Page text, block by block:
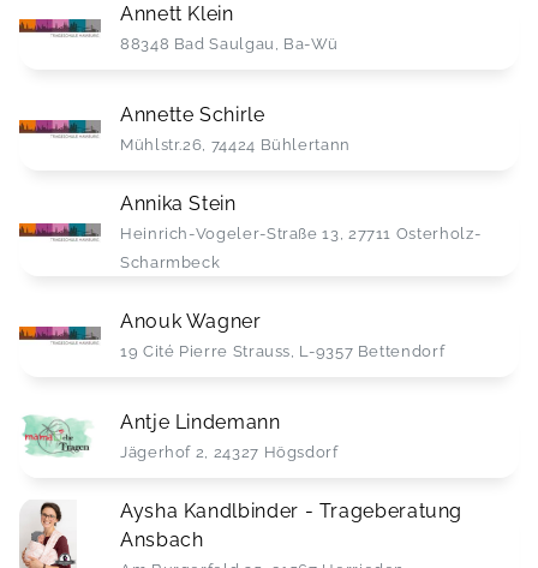
Annett Klein
88348 Bad Saulgau, Ba-Wü
Annette Schirle
Mühlstr.26, 74424 Bühlertann
Annika Stein
Heinrich-Vogeler-Straße 13, 27711 Osterholz-
Scharmbeck
Anouk Wagner
19 Cité Pierre Strauss, L-9357 Bettendorf
Antje Lindemann
Jägerhof 2, 24327 Högsdorf
Aysha Kandlbinder - Trageberatung
Ansbach